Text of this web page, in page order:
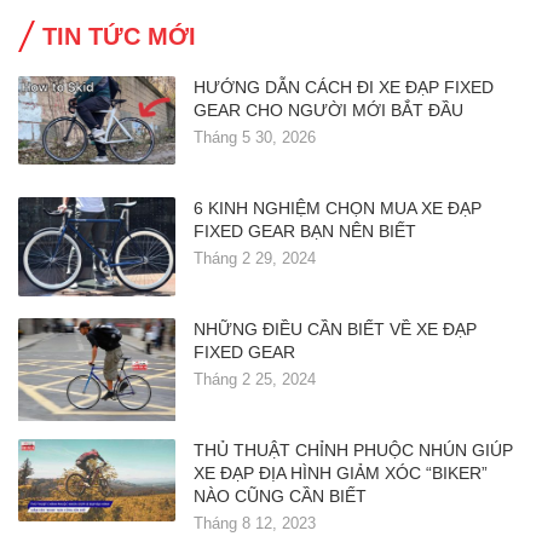
TIN TỨC MỚI
HƯỚNG DẪN CÁCH ĐI XE ĐẠP FIXED
GEAR CHO NGƯỜI MỚI BẮT ĐẦU
Tháng 5 30, 2026
6 KINH NGHIỆM CHỌN MUA XE ĐẠP
FIXED GEAR BẠN NÊN BIẾT
Tháng 2 29, 2024
NHỮNG ĐIỀU CẦN BIẾT VỀ XE ĐẠP
FIXED GEAR
Tháng 2 25, 2024
THỦ THUẬT CHỈNH PHUỘC NHÚN GIÚP
XE ĐẠP ĐỊA HÌNH GIẢM XÓC “BIKER”
NÀO CŨNG CẦN BIẾT
Tháng 8 12, 2023